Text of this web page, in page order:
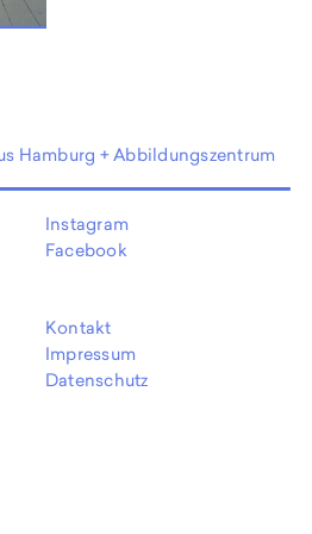
Hamburg + Abbildungszentrum
Instagram
Facebook
Kontakt
Impressum
Datenschutz